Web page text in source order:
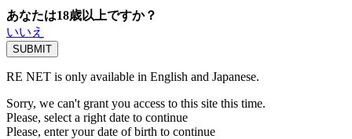
あなたは18歳以上ですか？
いいえ
RE NET is only available in English and Japanese.
Sorry, we can't grant you access to this site this time.
Please, select a right date to continue
Please, enter your date of birth to continue